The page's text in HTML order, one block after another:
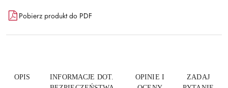
Pobierz produkt do PDF
OPIS
INFORMACJE DOT.
OPINIE I
ZADAJ